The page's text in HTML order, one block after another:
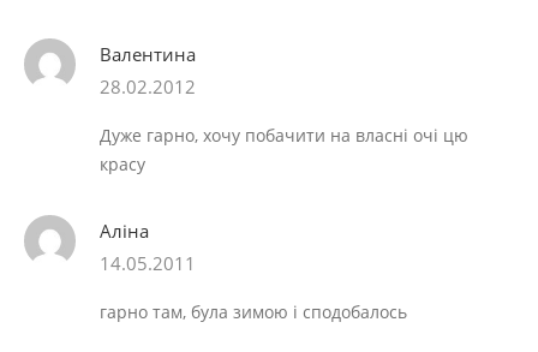
Валентина
28.02.2012
Дуже гарно, хочу побачити на власні очі цю
красу
Аліна
14.05.2011
гарно там, була зимою і сподобалось